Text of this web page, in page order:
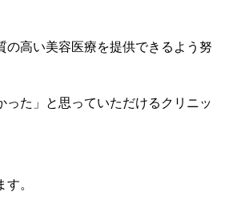
高い美容医療を提供できるよう努
た」と思っていただけるクリニッ
。